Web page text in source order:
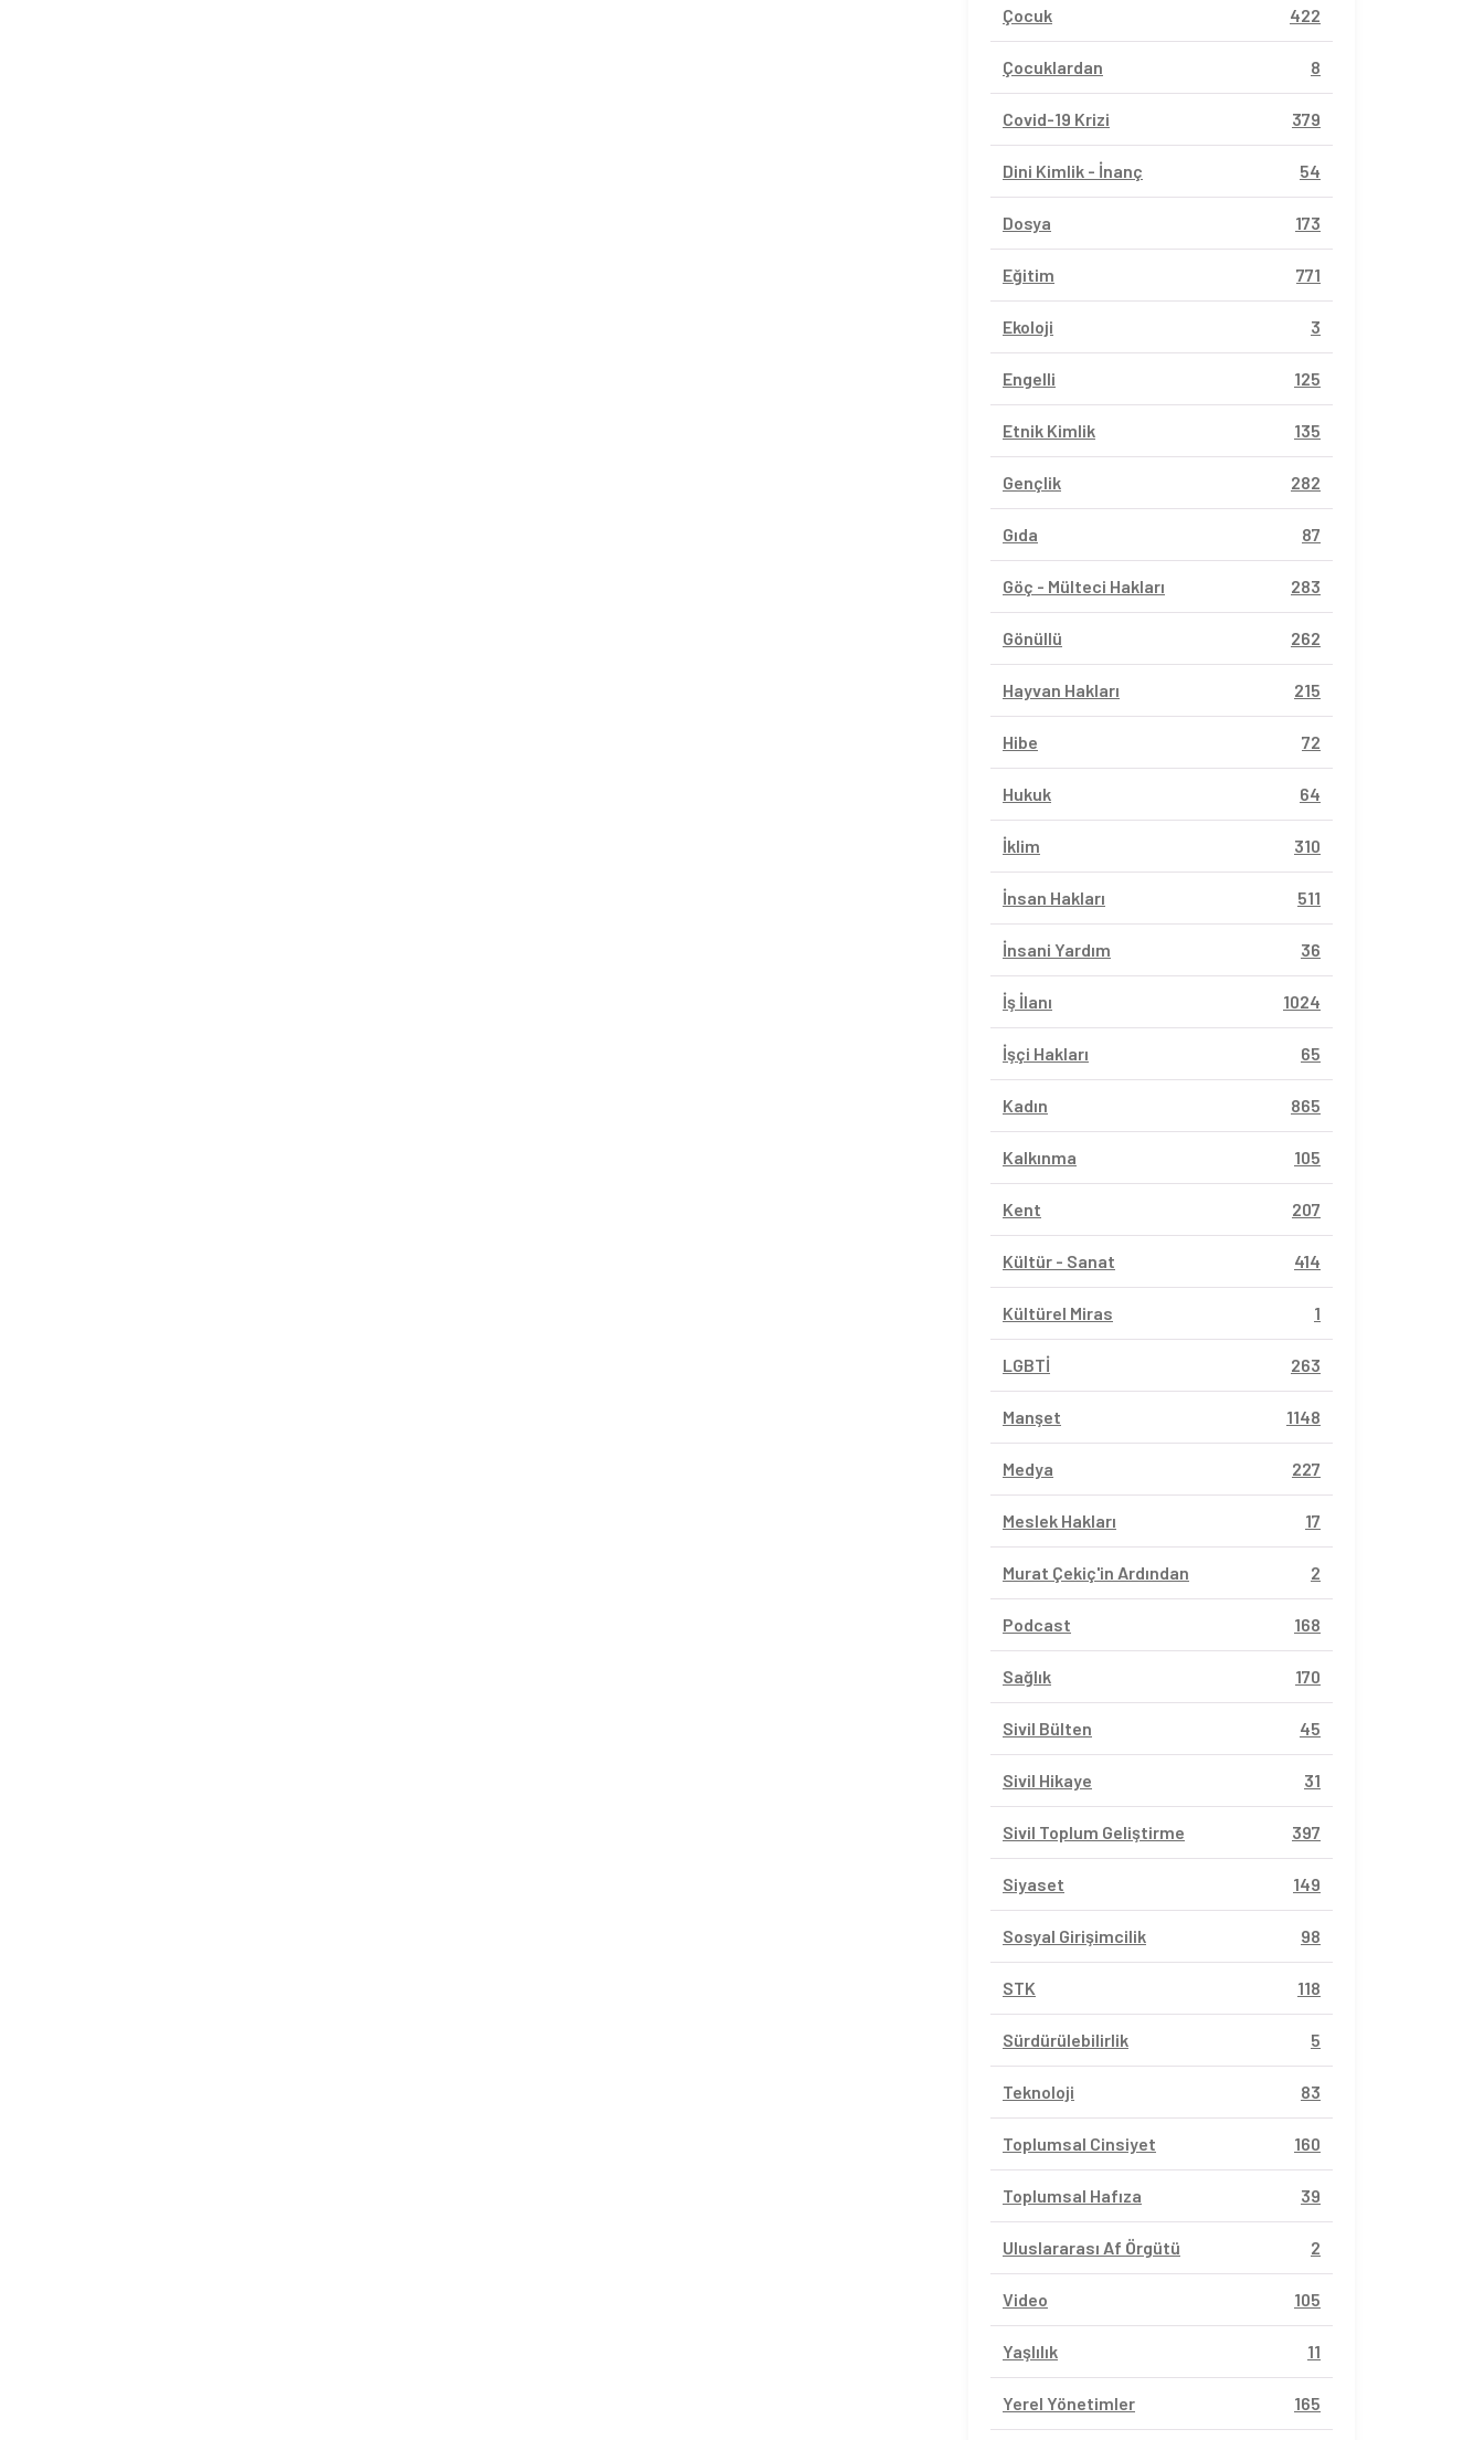
Çocuk 422
Çocuklardan 8
Covid-19 Krizi 379
Dini Kimlik - İnanç 54
Dosya 173
Eğitim 771
Ekoloji 3
Engelli 125
Etnik Kimlik 135
Gençlik 282
Gıda 87
Göç - Mülteci Hakları 283
Gönüllü 262
Hayvan Hakları 215
Hibe 72
Hukuk 64
İklim 310
İnsan Hakları 511
İnsani Yardım 36
İş İlanı 1024
İşçi Hakları 65
Kadın 865
Kalkınma 105
Kent 207
Kültür - Sanat 414
Kültürel Miras 1
LGBTİ 263
Manşet 1148
Medya 227
Meslek Hakları 17
Murat Çekiç'in Ardından 2
Podcast 168
Sağlık 170
Sivil Bülten 45
Sivil Hikaye 31
Sivil Toplum Geliştirme 397
Siyaset 149
Sosyal Girişimcilik 98
STK 118
Sürdürülebilirlik 5
Teknoloji 83
Toplumsal Cinsiyet 160
Toplumsal Hafıza 39
Uluslararası Af Örgütü 2
Video 105
Yaşlılık 11
Yerel Yönetimler 165